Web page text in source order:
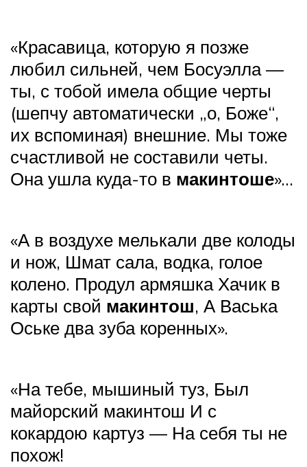
«Красавица, которую я позже
любил сильней, чем Босуэлла —
ты, с тобой имела общие черты
(шепчу автоматически „о, Боже“,
их вспоминая) внешние. Мы тоже
счастливой не составили четы.
Она ушла куда-то в макинтоше»…
«А в воздухе мелькали две колоды
и нож, Шмат сала, водка, голое
колено. Продул армяшка Хачик в
карты свой макинтош, А Васька
Оське два зуба коренных».
«На тебе, мышиный туз, Был
майорский макинтош И с
кокардою картуз — На себя ты не
похож!